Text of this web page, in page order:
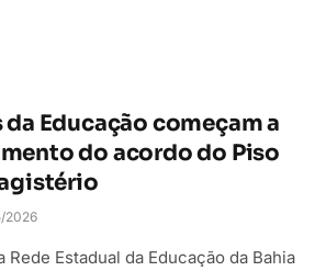
Educação começam a
do acordo do Piso
2026
Rede Estadual da Educação da Bahia